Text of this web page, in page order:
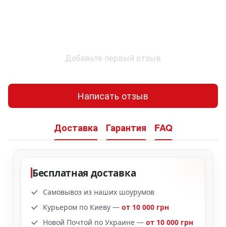
Добавьте первый отзыв
Написать отзыв
Доставка Гарантия FAQ
Бесплатная доставка
Самовывоз из наших шоурумов
Курьером по Киеву — от 10 000 грн
Новой Почтой по Украине — от 10 000 грн